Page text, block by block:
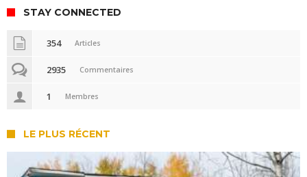
STAY CONNECTED
354 Articles
2935 Commentaires
1 Membres
LE PLUS RÉCENT